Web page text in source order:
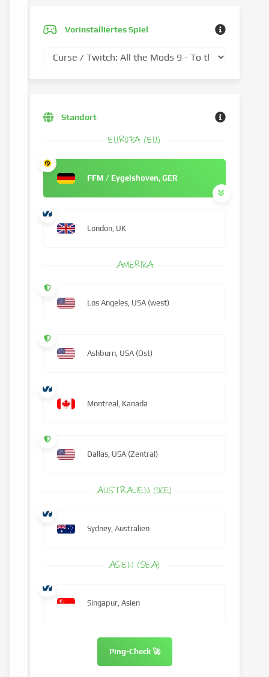
Vorinstalliertes Spiel
Standort
EUROPA (EU)
FFM / Eygelshoven, GER
London, UK
AMERIKA
Los Angeles, USA (west)
Ashburn, USA (Ost)
Montreal, Kanada
Dallas, USA (Zentral)
AUSTRALIEN (OCE)
Sydney, Australien
ASIEN (SEA)
Singapur, Asien
Ping-Check 🚀